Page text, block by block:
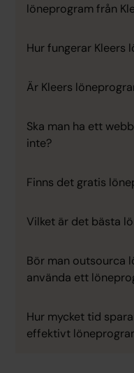
löneprogram från
Hur fungerar Kleers
Är Kleers
Ska man ha ett
inte?
Finns det gratis
Vilket är det bästa
Bör man outsourca
använda ett
Hur mycket tid
effektivt